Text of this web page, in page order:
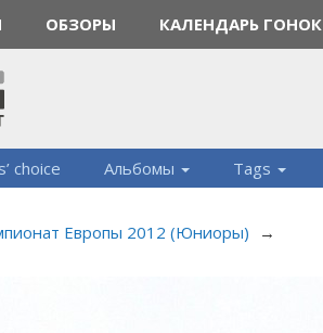
ОБЗОРЫ КАЛЕНДАРЬ ГОНОК
choice Альбомы Tags
Европы 2012 (Юниоры) →